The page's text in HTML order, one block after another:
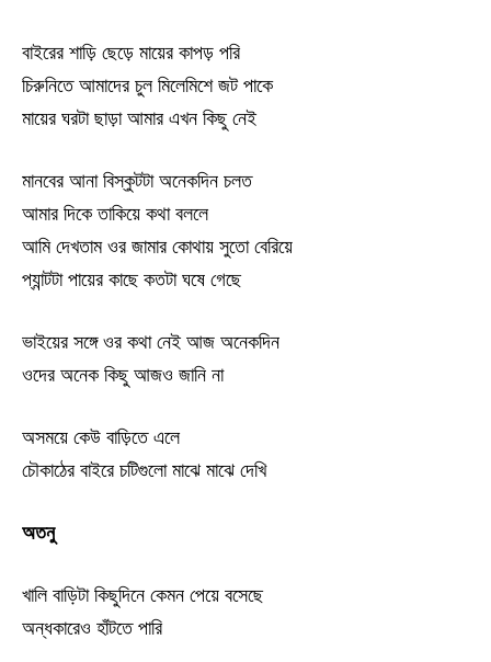
বাইরের শাড়ি ছেড়ে মায়ের কাপড় পরি
চিরুনিতে আমাদের চুল মিলেমিশে জট পাকে
মায়ের ঘরটা ছাড়া আমার এখন কিছু নেই
মানবের আনা বিস্কুটটা অনেকদিন চলত
আমার দিকে তাকিয়ে কথা বললে
আমি দেখতাম ওর জামার কোথায় সুতো বেরিয়ে
প্যান্টটা পায়ের কাছে কতটা ঘষে গেছে
ভাইয়ের সঙ্গে ওর কথা নেই আজ অনেকদিন
ওদের অনেক কিছু আজও জানি না
অসময়ে কেউ বাড়িতে এলে
চৌকাঠের বাইরে চটিগুলো মাঝে মাঝে দেখি
অতনু
খালি বাড়িটা কিছুদিনে কেমন পেয়ে বসেছে
অন্ধকারেও হাঁটতে পারি